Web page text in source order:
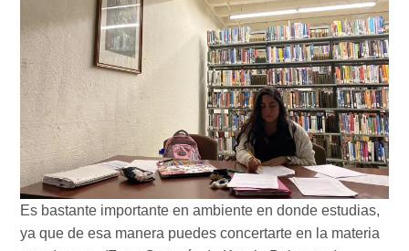
Es bastante importante en ambiente en donde estudias,
ya que de esa manera puedes concertarte en la materia